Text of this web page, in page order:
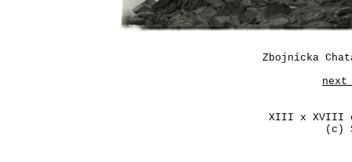
Zbojnícka
next
XIII x XVIII
(c)